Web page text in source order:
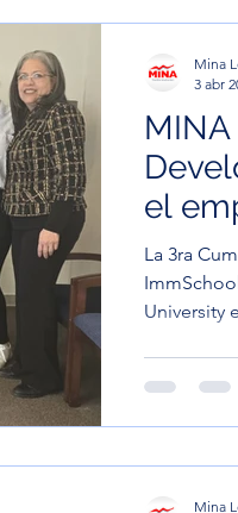
el
3ra
de
La 3ra
University
Mina
3 abr
Mina